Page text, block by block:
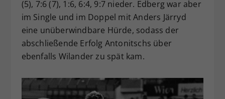
(5), 7:6 (7), 1:6, 6:4, 9:7 nieder. Edberg war aber
im Single und im Doppel mit Anders Järryd
eine unüberwindbare Hürde, sodass der
abschließende Erfolg Antonitschs über
ebenfalls Wilander zu spät kam.